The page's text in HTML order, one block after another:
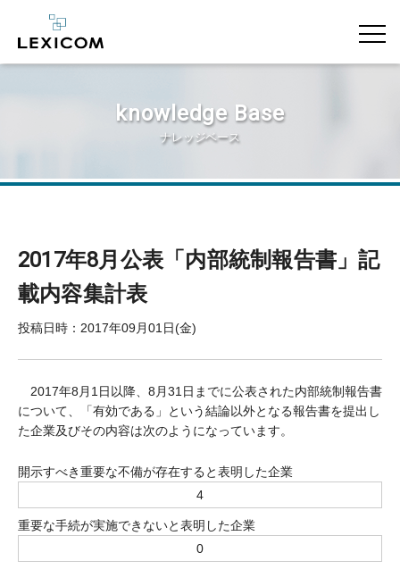
knowledge Base
ナレッジベース
2017年8月公表「内部統制報告書」記
載内容集計表
投稿日時：2017年09月01日(金)
2017年8月1日以降、8月31日までに公表された内部統制報告書
について、「有効である」という結論以外となる報告書を提出し
た企業及びその内容は次のようになっています。
開示すべき重要な不備が存在すると表明した企業
4
重要な手続が実施できないと表明した企業
0